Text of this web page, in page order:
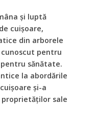
și luptă
cuișoare,
din arborele
pentru
sănătate.
la abordările
și-a
sale